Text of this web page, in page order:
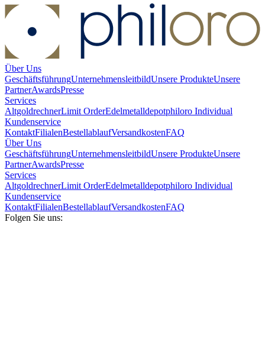
Über Uns
GeschäftsführungUnternehmensleitbildUnsere ProdukteUnsere
PartnerAwardsPresse
Services
AltgoldrechnerLimit OrderEdelmetalldepotphiloro Individual
Kundenservice
KontaktFilialenBestellablaufVersandkostenFAQ
Über Uns
GeschäftsführungUnternehmensleitbildUnsere ProdukteUnsere
PartnerAwardsPresse
Services
AltgoldrechnerLimit OrderEdelmetalldepotphiloro Individual
Kundenservice
KontaktFilialenBestellablaufVersandkostenFAQ
Folgen Sie uns: